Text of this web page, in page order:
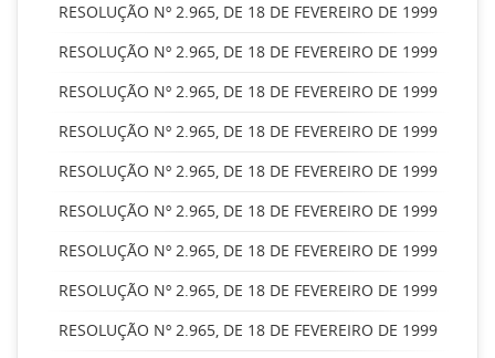
RESOLUÇÃO Nº 2.965, DE 18 DE FEVEREIRO DE 1999
RESOLUÇÃO Nº 2.965, DE 18 DE FEVEREIRO DE 1999
RESOLUÇÃO Nº 2.965, DE 18 DE FEVEREIRO DE 1999
RESOLUÇÃO Nº 2.965, DE 18 DE FEVEREIRO DE 1999
RESOLUÇÃO Nº 2.965, DE 18 DE FEVEREIRO DE 1999
RESOLUÇÃO Nº 2.965, DE 18 DE FEVEREIRO DE 1999
RESOLUÇÃO Nº 2.965, DE 18 DE FEVEREIRO DE 1999
RESOLUÇÃO Nº 2.965, DE 18 DE FEVEREIRO DE 1999
RESOLUÇÃO Nº 2.965, DE 18 DE FEVEREIRO DE 1999